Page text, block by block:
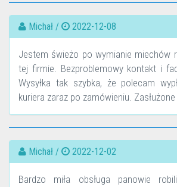
Michał / 2022-12-08
Jestem świeżo po wymianie miechów
tej firmie. Bezproblemowy kontakt i
Wysyłka tak szybka, że polecam
kuriera zaraz po zamówieniu.
Michał / 2022-12-02
Bardzo miła obsługa panowie